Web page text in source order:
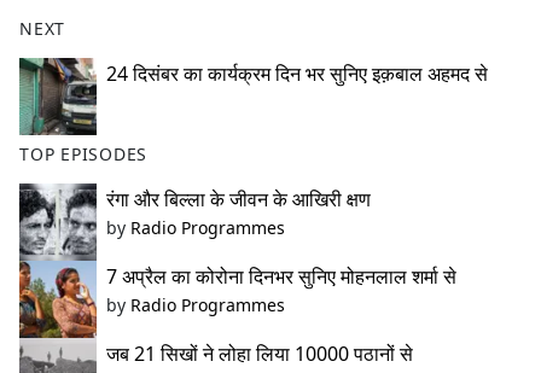
NEXT
24 दिसंबर का कार्यक्रम दिन भर सुनिए इक़बाल अहमद से
TOP EPISODES
रंगा और बिल्ला के जीवन के आखिरी क्षण
by Radio Programmes
7 अप्रैल का कोरोना दिनभर सुनिए मोहनलाल शर्मा से
by Radio Programmes
जब 21 सिखों ने लोहा लिया 10000 पठानों से